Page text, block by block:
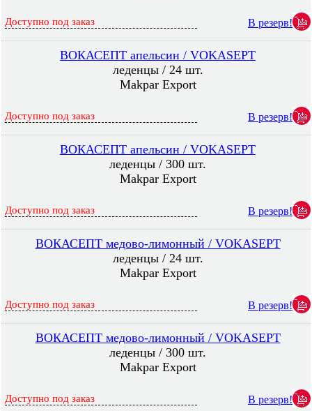
Доступно под заказ В резерв!
ВОКАСЕПТ апельсин / VOKASEPT
леденцы / 24 шт.
Makpar Export
Доступно под заказ В резерв!
ВОКАСЕПТ апельсин / VOKASEPT
леденцы / 300 шт.
Makpar Export
Доступно под заказ В резерв!
ВОКАСЕПТ медово-лимонный / VOKASEPT
леденцы / 24 шт.
Makpar Export
Доступно под заказ В резерв!
ВОКАСЕПТ медово-лимонный / VOKASEPT
леденцы / 300 шт.
Makpar Export
Доступно под заказ В резерв!